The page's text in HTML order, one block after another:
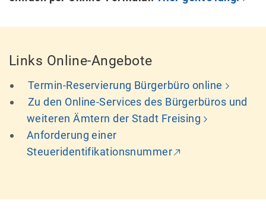
Links Online-Angebote
Termin-Reservierung Bürgerbüro online
Zu den Online-Services des Bürgerbüros und
weiteren Ämtern der Stadt Freising
Anforderung einer
Steueridentifikationsnummer